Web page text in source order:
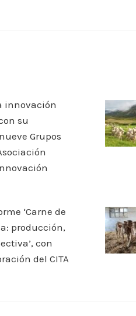
innovación
su
Grupos
‘Carne de
producción,
con
del CITA